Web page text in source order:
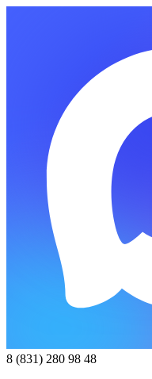
8 (831) 280 98 48